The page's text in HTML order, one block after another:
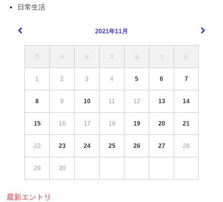
日常生活
2021年11月
月 火 水 木 金 土 日
1 2 3 4 5 6 7
8 9 10 11 12 13 14
15 16 17 18 19 20 21
22 23 24 25 26 27 28
29 30
最新エントリ